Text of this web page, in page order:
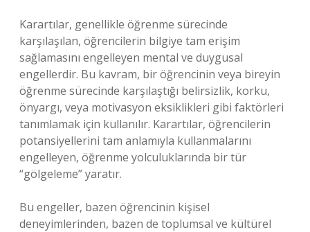
Karartılar, genellikle öğrenme sürecinde
karşılaşılan, öğrencilerin bilgiye tam erişim
sağlamasını engelleyen mental ve duygusal
engellerdir. Bu kavram, bir öğrencinin veya bireyin
öğrenme sürecinde karşılaştığı belirsizlik, korku,
önyargı, veya motivasyon eksiklikleri gibi faktörleri
tanımlamak için kullanılır. Karartılar, öğrencilerin
potansiyellerini tam anlamıyla kullanmalarını
engelleyen, öğrenme yolculuklarında bir tür
“gölgeleme” yaratır.
Bu engeller, bazen öğrencinin kişisel
deneyimlerinden, bazen de toplumsal ve kültürel